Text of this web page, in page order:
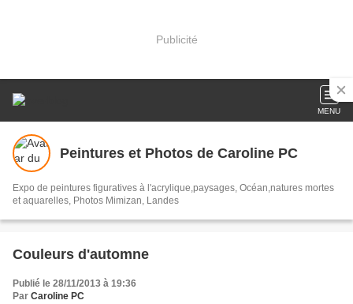
Publicité
MENU
Peintures et Photos de Caroline PC
Expo de peintures figuratives à l'acrylique,paysages, Océan,natures mortes
et aquarelles, Photos Mimizan, Landes
Couleurs d'automne
Publié le 28/11/2013 à 19:36
Par Caroline PC